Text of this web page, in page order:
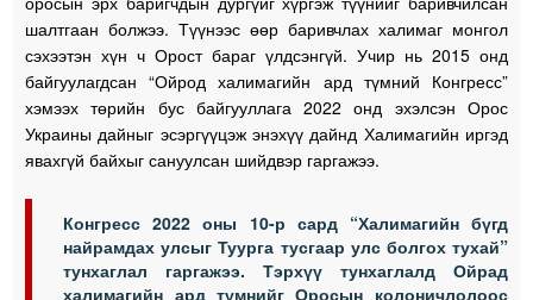
шалтгаан болжээ. Түүнээс өөр баривчлах халимаг монгол
сэхээтэн хүн ч Орост бараг үлдсэнгүй. Учир нь 2015 онд
байгуулагдсан “Ойрод халимагийн ард түмний Конгресс”
хэмээх төрийн бус байгууллага 2022 онд эхэлсэн Орос
Украины дайныг эсэргүүцэж энэхүү дайнд Халимагийн иргэд
явахгүй байхыг сануулсан шийдвэр гаргажээ.
Конгресс 2022 оны 10-р сард “Халимагийн бүгд
найрамдах улсыг Туурга тусгаар улс болгох тухай”
тунхаглал гаргажээ. Тэрхүү тунхаглалд Ойрад
халимагийн ард түмнийг Оросын колоничлолоос